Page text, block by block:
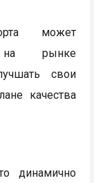
может
на рынке
свои
качества
динамично